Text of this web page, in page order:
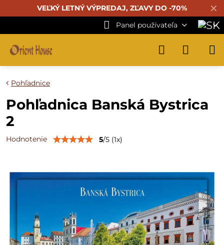
✕
VEĽKÝ LETNÝ VÝPREDAJ, ZĽAVY DO -70%
Panel používateľa
Pohľadnice
Pohľadnica Banská Bystrica
2
Hodnotenie 5/5 (1x)